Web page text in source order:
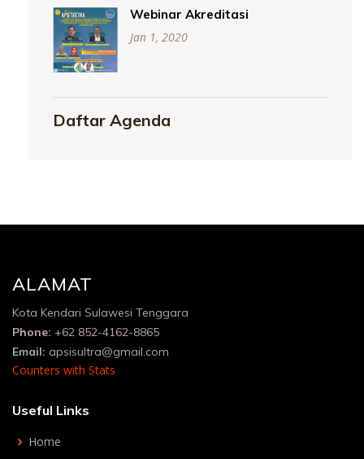
Webinar Akreditasi
Jan 1, 2020
Daftar Agenda
ALAMAT
Kota Kendari Sulawesi Tenggara
Phone: +62 852-4162-8865
Email: apsisultra@gmail.com
Counters with Stats
Useful Links
Home